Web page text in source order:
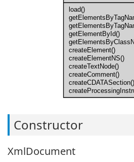
load()
getElementById()
createElement()
createElementNS()
createTextNode()
createComment()
createCDATASection()
Constructor
XmlDocument